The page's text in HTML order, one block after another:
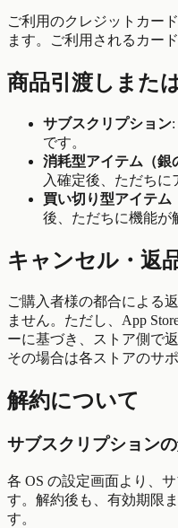
ご利用のクレジットカー
ます。ご利用されるカー
商品引渡しまた
サブスクリプション
です。
消耗型アイテム（銀
入確定後、ただちに
買い切り型アイテム
後、ただちに機能が
キャンセル・返
ご購入者様の都合による
ません。ただし、App
ーに基づき、ストア側で
その場合は各ストアのサ
解約について
サブスクリプション
各 OS の設定画面より、
す。解約後も、有効期限
す。